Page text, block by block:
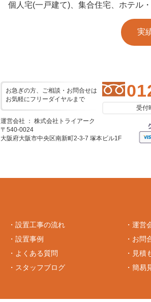
個人宅(一戸建て)、集合住宅、ホテル
実
お急ぎの方、ご相談・お問合せは
お気軽にフリーダイヤルまで
運営会社 ： 株式会社トライアーク
〒540-0024
大阪府大阪市中央区南新町2-3-7 塚本ビル1F
受付
・ 設置工事の流れ
・ 設置事例
・ よくある質問
・ スタッフブログ
・ 運営
・ お問
・ 見積
・ 簡易